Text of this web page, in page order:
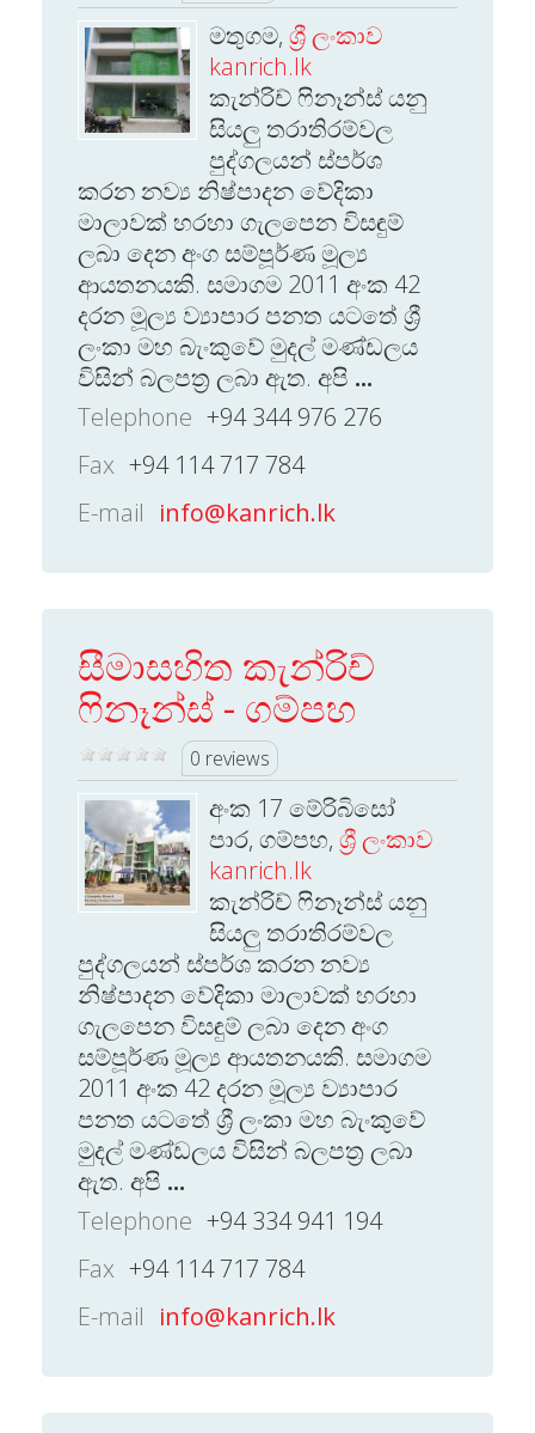
මතුගම, ශ්‍රී ලංකාව
kanrich.lk
කැන්රිච් ෆිනෑන්ස් යනු
සියලු තරාතිරම්වල
පුද්ගලයන් ස්පර්ශ
කරන නව්‍ය නිෂ්පාදන වේදිකා
මාලාවක් හරහා ගැලපෙන විසඳුම්
ලබා දෙන අංග සම්පූර්ණ මූල්‍ය
ආයතනයකි. සමාගම 2011 අංක 42
දරන මූල්‍ය ව්‍යාපාර පනත යටතේ ශ්‍රී
ලංකා මහ බැංකුවේ මුදල් මණ්ඩලය
විසින් බලපත්‍ර ලබා ඇත. අපි ...
Telephone +94 344 976 276
Fax +94 114 717 784
E-mail info@kanrich.lk
සීමාසහිත කැන්රිච්
ෆිනෑන්ස් - ගම්පහ
0 reviews
අංක 17 මේරිබිසෝ
පාර, ගම්පහ, ශ්‍රී ලංකාව
kanrich.lk
කැන්රිච් ෆිනෑන්ස් යනු
සියලු තරාතිරම්වල
පුද්ගලයන් ස්පර්ශ කරන නව්‍ය
නිෂ්පාදන වේදිකා මාලාවක් හරහා
ගැලපෙන විසඳුම් ලබා දෙන අංග
සම්පූර්ණ මූල්‍ය ආයතනයකි. සමාගම
2011 අංක 42 දරන මූල්‍ය ව්‍යාපාර
පනත යටතේ ශ්‍රී ලංකා මහ බැංකුවේ
මුදල් මණ්ඩලය විසින් බලපත්‍ර ලබා
ඇත. අපි ...
Telephone +94 334 941 194
Fax +94 114 717 784
E-mail info@kanrich.lk